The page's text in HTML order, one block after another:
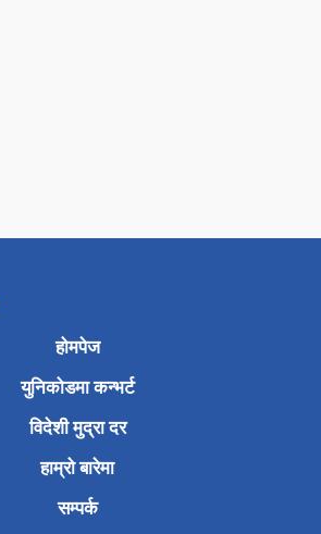
होमपेज
युनिकोडमा कन्भर्ट
विदेशी मुद्रा दर
हाम्रो बारेमा
सम्पर्क